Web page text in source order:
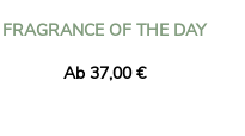
FRAGRANCE OF THE DAY
Ab 37,00 €